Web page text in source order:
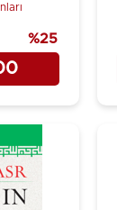
%25